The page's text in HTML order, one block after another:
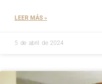
LEER MÁS »
5 de abril de 2024